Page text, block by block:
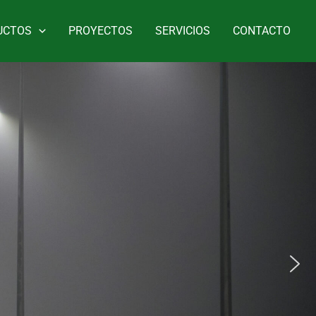
PROYECTOS SERVICIOS CONTACTO